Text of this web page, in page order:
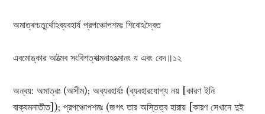
অমাত্ৰশ্চতুর্থোঽব্যবহার্য প্রপঞ্চোপশমঃ শিবোঽদ্বৈত
এবমোঙ্কার আত্মৈব সংবিশত্যাত্মনাঽঽত্মানং য এবং বেদ॥১২
অন্বয়: অমাত্রঃ (অসীম); অব্যবহার্যঃ (ব্যবহারযোগ্য নয় [কারণ ইনি
বাক্যমনাতীত]); প্রপঞ্চোপশমঃ (জগৎ তার অস্তিত্ব হারায় [কারণ সেখানে দুই